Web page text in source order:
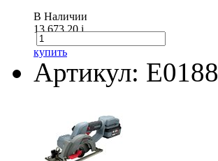
В Наличии
13 673.20i
купить
Артикул: E0188